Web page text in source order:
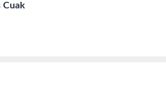
Cuak